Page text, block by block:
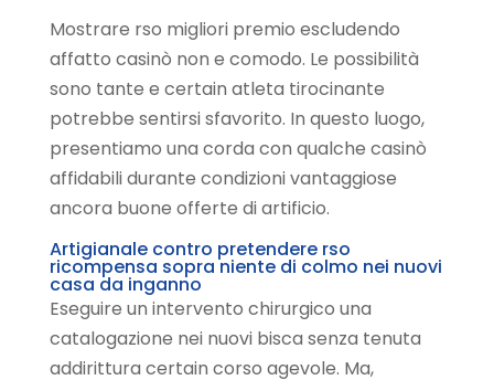
Mostrare rso migliori premio escludendo
affatto casinò non e comodo. Le possibilità
sono tante e certain atleta tirocinante
potrebbe sentirsi sfavorito. In questo luogo,
presentiamo una corda con qualche casinò
affidabili durante condizioni vantaggiose
ancora buone offerte di artificio.
Artigianale contro pretendere rso
ricompensa sopra niente di colmo nei nuovi
casa da inganno
Eseguire un intervento chirurgico una
catalogazione nei nuovi bisca senza tenuta
addirittura certain corso agevole. Ma,